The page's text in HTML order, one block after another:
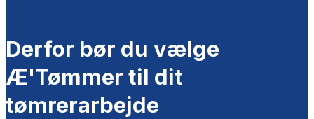
Derfor bør du vælge
Æ'Tømmer til dit
tømrerarbejde